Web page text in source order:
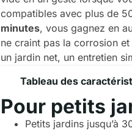
compatibles avec plus de
minutes, vous gagnez en
ne craint pas la corrosion et
un jardin net, un entretien
Tableau des
Pour petits
Petits jardins jusqu’à